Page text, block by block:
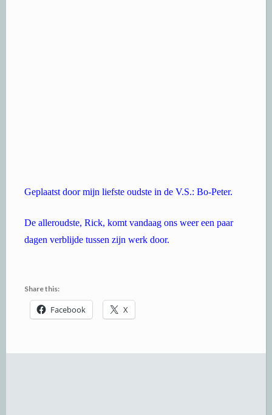
Geplaatst door mijn liefste oudste in de V.S.: Bo-Peter.
De alleroudste, Rick, komt vandaag ons weer een paar
dagen verblijde tussen zijn werk door.
Share this:
Facebook X